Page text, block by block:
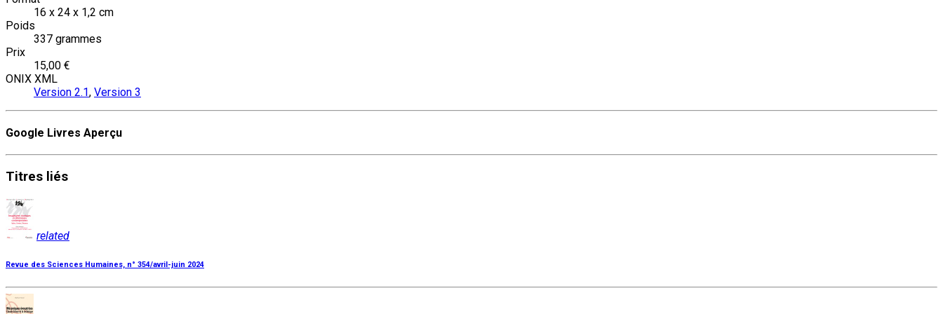
16 x 24 x 1,2 cm
Poids
337 grammes
Prix
15,00 €
ONIX XML
Version 2.1, Version 3
Google Livres Aperçu
Titres liés
related
Revue des Sciences Humaines, n° 354/avril-juin 2024